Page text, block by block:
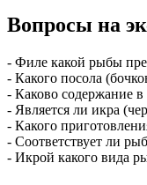
Вопросы на
- Филе какой рыбы
- Какого посола
- Каково содержание
- Является ли икра
- Какого
- Соответствует ли
- Икрой какого вида